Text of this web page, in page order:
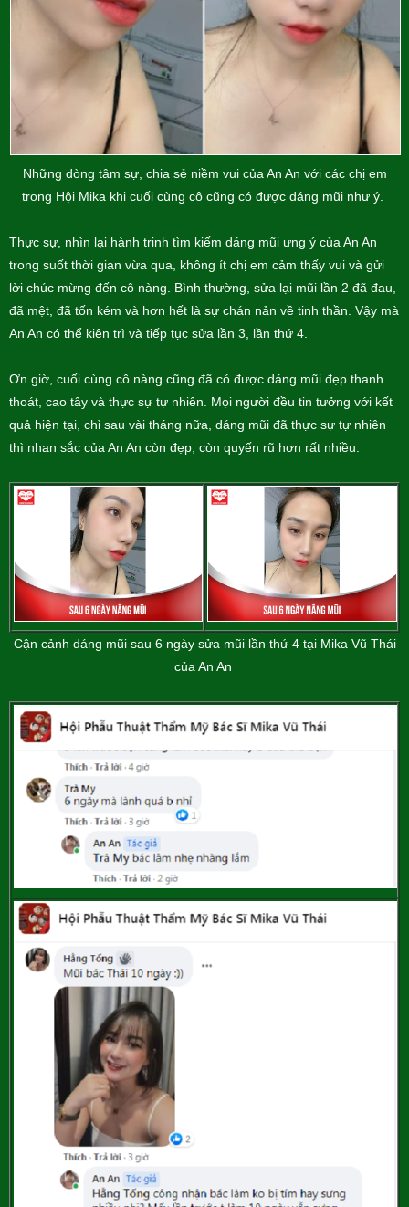
Những dòng tâm sự, chia sẻ niềm vui của An An với các chị em
trong Hội Mika khi cuối cùng cô cũng có được dáng mũi như ý.
Thực sự, nhìn lại hành trinh tìm kiếm dáng mũi ưng ý của An An
trong suốt thời gian vừa qua, không ít chị em cảm thấy vui và gửi
lời chúc mừng đến cô nàng. Bình thường, sửa lại mũi lần 2 đã đau,
đã mệt, đã tốn kém và hơn hết là sự chán nản về tinh thần. Vậy mà
An An có thể kiên trì và tiếp tục sửa lần 3, lần thứ 4.
Ơn giờ, cuối cùng cô nàng cũng đã có được dáng mũi đẹp thanh
thoát, cao tây và thực sự tự nhiên. Mọi người đều tin tưởng với kết
quả hiện tại, chỉ sau vài tháng nữa, dáng mũi đã thực sự tự nhiên
thì nhan sắc của An An còn đẹp, còn quyến rũ hơn rất nhiều.
Cận cảnh dáng mũi sau 6 ngày sửa mũi lần thứ 4 tại Mika Vũ Thái
của An An